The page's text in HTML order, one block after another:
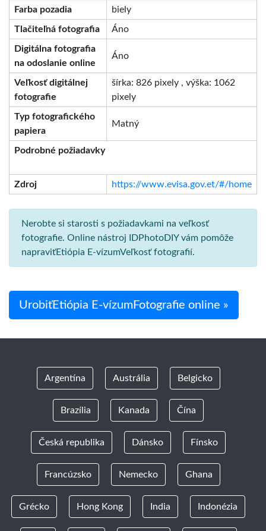
Farba pozadia biely
Tlačiteľná fotografia Áno
Digitálna fotografia
na odoslanie online
Áno
Veľkosť digitálnej
fotografie
šírka: 826 pixely , výška: 1062
pixely
Typ fotografického
papiera
Matný
Podrobné požiadavky
Zdroj https://www.evisa.gov.et/#/home
Nerobte si starosti s požiadavkami na veľkosť
fotografie. Online nástroj IDPhotoDIY vám pomôže
napraviťEtiópia E-vízumVeľkosť fotografií.
UrobiťEtiópia E-vízumFotografie online »
Argentína Austrália Belgicko
Brazília Kanada Čína
Česká republika Dánsko Fínsko
Francúzsko Nemecko Ghana
Grécko Hong Kong India Indonézia